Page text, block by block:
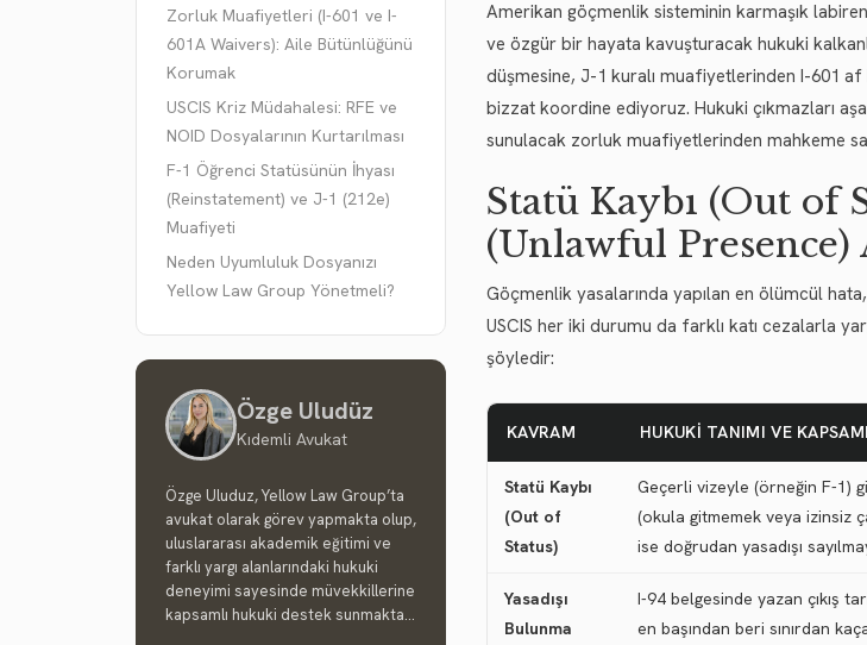
Zorluk Muafiyetleri (I-601 ve I-
601A Waivers): Aile Bütünlüğünü
Korumak
USCIS Kriz Müdahalesi: RFE ve
NOID Dosyalarının Kurtarılması
F-1 Öğrenci Statüsünün İhyası
(Reinstatement) ve J-1 (212e)
Muafiyeti
Neden Uyumluluk Dosyanızı
Yellow Law Group Yönetmeli?
Özge Uludüz
Kıdemli Avukat
Özge Uluduz, Yellow Law Group’ta
avukat olarak görev yapmakta olup,
uluslararası akademik eğitimi ve
farklı yargı alanlarındaki hukuki
deneyimi sayesinde müvekkillerine
kapsamlı hukuki destek sunmakta...
Amerikan göçmenlik sisteminin karmaşık
ve özgür bir hayata kavuşturacak hukuki
düşmesine, J-1 kuralı muafiyetlerinden I-601
bizzat koordine ediyoruz. Hukuki çıkmazları
sunulacak zorluk muafiyetlerinden mahkeme
Statü Kaybı (Out of
(Unlawful
Göçmenlik yasalarında yapılan en ölümcül
USCIS her iki durumu da farklı katı cezalarla
şöyledir:
KAVRAM HUKUKI TANIMI VE KAPSAMI
Statü Kaybı
(Out of
Status)
Geçerli vizeyle (örneğin F-1)
(okula gitmemek veya izinsiz
ise doğrudan yasadışı
Yasadışı
Bulunma
I-94 belgesinde yazan çıkış
en başından beri sınırdan